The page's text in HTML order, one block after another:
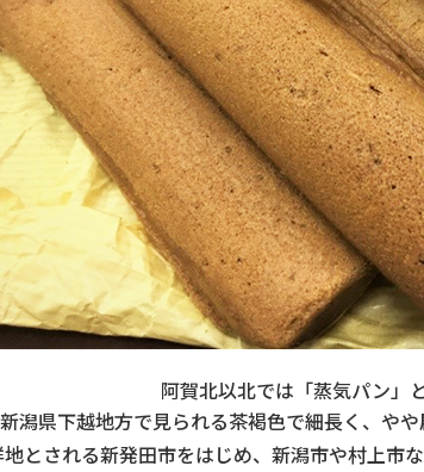
阿賀北以北では「蒸気パン」
潟県下越地方で見られる茶褐色で細長く、や
とされる新発田市をはじめ、新潟市や村上市